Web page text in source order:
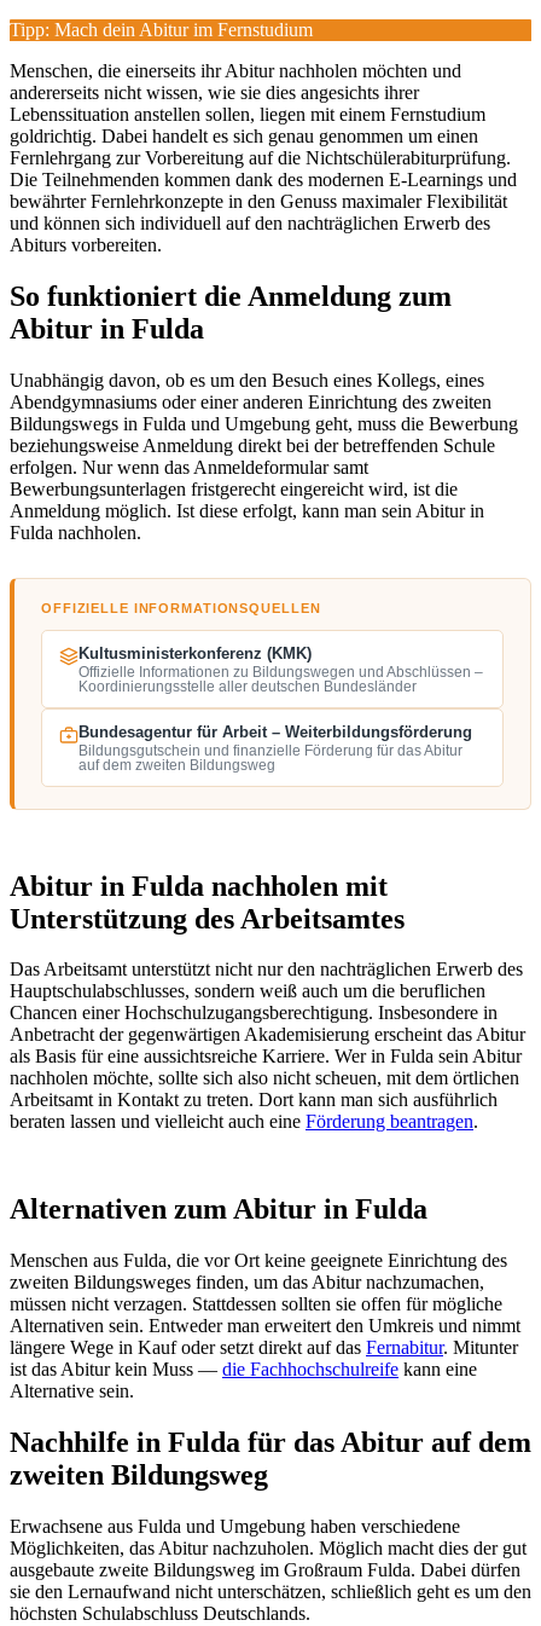
Tipp: Mach dein Abitur im Fernstudium
Menschen, die einerseits ihr Abitur nachholen möchten und
andererseits nicht wissen, wie sie dies angesichts ihrer
Lebenssituation anstellen sollen, liegen mit einem Fernstudium
goldrichtig. Dabei handelt es sich genau genommen um einen
Fernlehrgang zur Vorbereitung auf die Nichtschülerabiturprüfung.
Die Teilnehmenden kommen dank des modernen E-Learnings und
bewährter Fernlehrkonzepte in den Genuss maximaler Flexibilität
und können sich individuell auf den nachträglichen Erwerb des
Abiturs vorbereiten.
So funktioniert die Anmeldung zum
Abitur in Fulda
Unabhängig davon, ob es um den Besuch eines Kollegs, eines
Abendgymnasiums oder einer anderen Einrichtung des zweiten
Bildungswegs in Fulda und Umgebung geht, muss die Bewerbung
beziehungsweise Anmeldung direkt bei der betreffenden Schule
erfolgen. Nur wenn das Anmeldeformular samt
Bewerbungsunterlagen fristgerecht eingereicht wird, ist die
Anmeldung möglich. Ist diese erfolgt, kann man sein Abitur in
Fulda nachholen.
OFFIZIELLE INFORMATIONSQUELLEN
Kultusministerkonferenz (KMK)
Offizielle Informationen zu Bildungswegen und Abschlüssen –
Koordinierungsstelle aller deutschen Bundesländer
Bundesagentur für Arbeit – Weiterbildungsförderung
Bildungsgutschein und finanzielle Förderung für das Abitur
auf dem zweiten Bildungsweg
Abitur in Fulda nachholen mit
Unterstützung des Arbeitsamtes
Das Arbeitsamt unterstützt nicht nur den nachträglichen Erwerb des
Hauptschulabschlusses, sondern weiß auch um die beruflichen
Chancen einer Hochschulzugangsberechtigung. Insbesondere in
Anbetracht der gegenwärtigen Akademisierung erscheint das Abitur
als Basis für eine aussichtsreiche Karriere. Wer in Fulda sein Abitur
nachholen möchte, sollte sich also nicht scheuen, mit dem örtlichen
Arbeitsamt in Kontakt zu treten. Dort kann man sich ausführlich
beraten lassen und vielleicht auch eine Förderung beantragen.
Alternativen zum Abitur in Fulda
Menschen aus Fulda, die vor Ort keine geeignete Einrichtung des
zweiten Bildungsweges finden, um das Abitur nachzumachen,
müssen nicht verzagen. Stattdessen sollten sie offen für mögliche
Alternativen sein. Entweder man erweitert den Umkreis und nimmt
längere Wege in Kauf oder setzt direkt auf das Fernabitur. Mitunter
ist das Abitur kein Muss — die Fachhochschulreife kann eine
Alternative sein.
Nachhilfe in Fulda für das Abitur auf dem
zweiten Bildungsweg
Erwachsene aus Fulda und Umgebung haben verschiedene
Möglichkeiten, das Abitur nachzuholen. Möglich macht dies der gut
ausgebaute zweite Bildungsweg im Großraum Fulda. Dabei dürfen
sie den Lernaufwand nicht unterschätzen, schließlich geht es um den
höchsten Schulabschluss Deutschlands.